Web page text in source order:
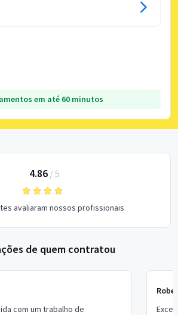
em até 60 minutos
4.86/ 5
avaliaram nossos profissionais
de quem contratou
com um trabalho de